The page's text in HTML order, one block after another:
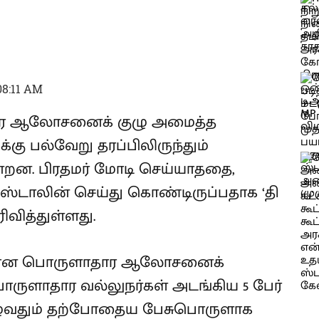
AM
ஆலோசனைக் குழு அமைத்த
பல்வேறு தரப்பிலிருந்தும்
பிரதமர் மோடி செய்யாததை,
செய்து கொண்டிருப்பதாக ‘தி
பொருளாதார ஆலோசனைக்
வல்லுநர்கள் அடங்கிய 5 பேர்
தற்போதைய பேசுபொருளாக